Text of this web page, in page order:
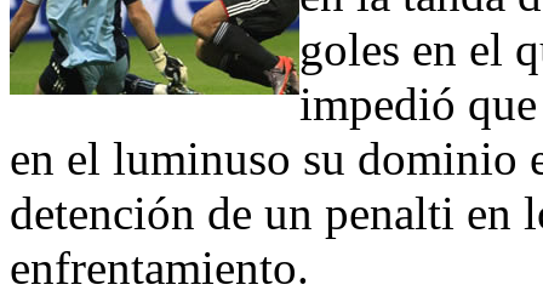
goles en el
impedió
en el luminuso su dominio
detención de un penalti en
enfrentamiento.